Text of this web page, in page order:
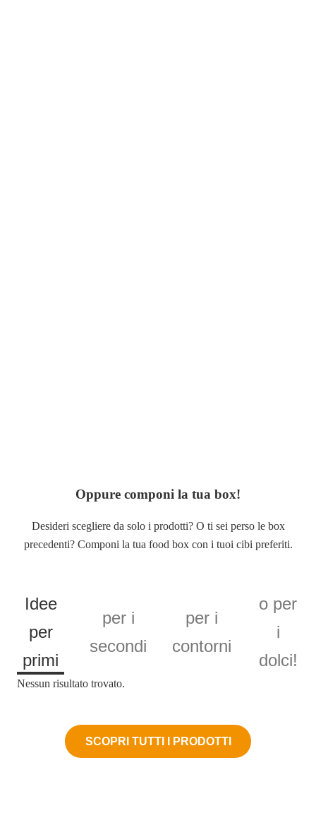
Oppure componi la tua box!
Desideri scegliere da solo i prodotti? O ti sei perso le box
precedenti? Componi la tua food box con i tuoi cibi preferiti.
Idee
per
primi
per i
secondi
per i
contorni
o per
i
dolci!
Nessun risultato trovato.
SCOPRI TUTTI I PRODOTTI